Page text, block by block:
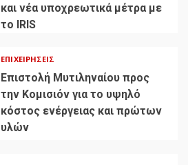
και νέα υποχρεωτικά μέτρα με
το IRIS
ΕΠΙΧΕΙΡΉΣΕΙΣ
Επιστολή Μυτιληναίου προς
την Κομισιόν για το υψηλό
κόστος ενέργειας και πρώτων
υλών